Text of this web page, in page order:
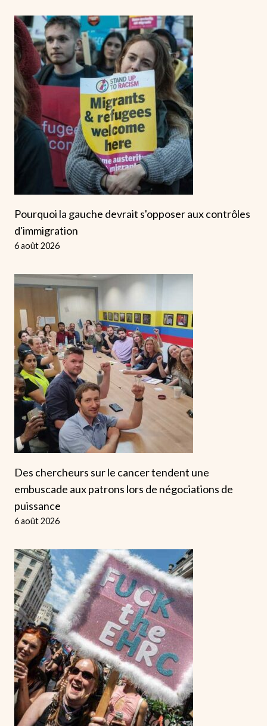
Pourquoi la gauche devrait s'opposer aux contrôles
d'immigration
6 août 2026
Des chercheurs sur le cancer tendent une
embuscade aux patrons lors de négociations de
puissance
6 août 2026